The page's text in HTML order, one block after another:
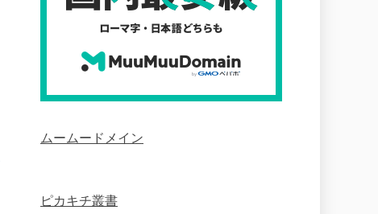
ムームードメイン
ピカキチ叢書